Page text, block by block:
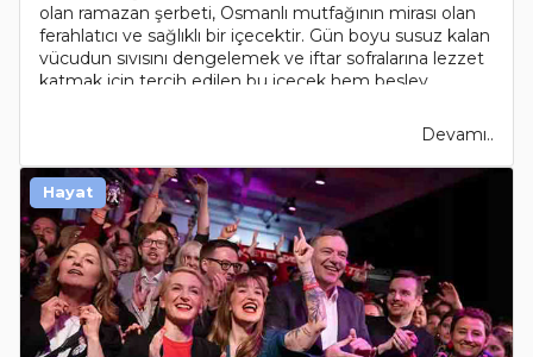
olan ramazan şerbeti, Osmanlı mutfağının mirası olan
ferahlatıcı ve sağlıklı bir içecektir. Gün boyu susuz kalan
vücudun sıvısını dengelemek ve iftar sofralarına lezzet
katmak için tercih edilen bu içecek hem besley..
Devamı..
Hayat